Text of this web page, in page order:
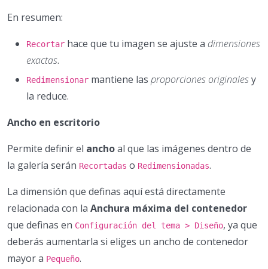
En resumen:
Recortar hace que tu imagen se ajuste a dimensiones
exactas.
Redimensionar mantiene las proporciones originalesy
la reduce.
Ancho en escritorio
Permite definir el anchoal que las imágenes dentro de
la galería serán Recortadas o Redimensionadas.
La dimensión que definas aquí está directamente
relacionada con la Anchura máxima del contenedor
que definas en Configuración del tema > Diseño, ya que
deberás aumentarla si eliges un ancho de contenedor
mayor a Pequeño.